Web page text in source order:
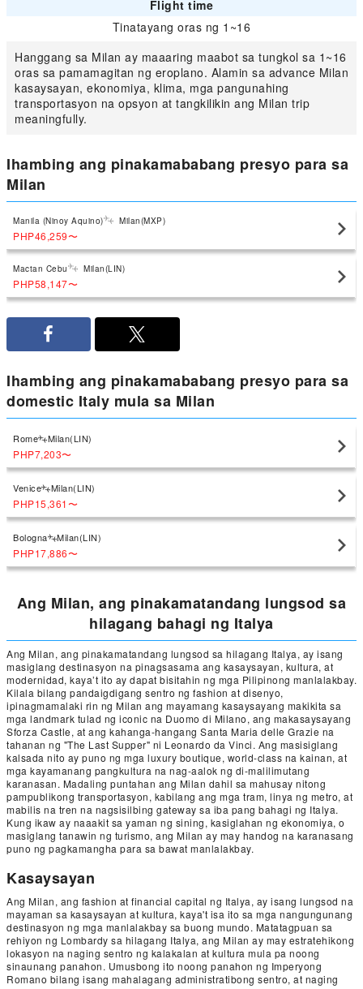
Flight time
Tinatayang oras ng 1~16
Hanggang sa Milan ay maaaring maabot sa tungkol sa 1~16
oras sa pamamagitan ng eroplano. Alamin sa advance Milan
kasaysayan, ekonomiya, klima, mga pangunahing
transportasyon na opsyon at tangkilikin ang Milan trip
meaningfully.
Ihambing ang pinakamababang presyo para sa
Milan
Manila (Ninoy Aquino) Milan(MXP)
PHP46,259〜
Mactan Cebu Milan(LIN)
PHP58,147〜
Ihambing ang pinakamababang presyo para sa
domestic Italy mula sa Milan
Rome Milan(LIN)
PHP7,203〜
Venice Milan(LIN)
PHP15,361〜
Bologna Milan(LIN)
PHP17,886〜
Ang Milan, ang pinakamatandang lungsod sa
hilagang bahagi ng Italya
Ang Milan, ang pinakamatandang lungsod sa hilagang Italya, ay isang
masiglang destinasyon na pinagsasama ang kasaysayan, kultura, at
modernidad, kaya’t ito ay dapat bisitahin ng mga Pilipinong manlalakbay.
Kilala bilang pandaigdigang sentro ng fashion at disenyo,
ipinagmamalaki rin ng Milan ang mayamang kasaysayang makikita sa
mga landmark tulad ng iconic na Duomo di Milano, ang makasaysayang
Sforza Castle, at ang kahanga-hangang Santa Maria delle Grazie na
tahanan ng "The Last Supper" ni Leonardo da Vinci. Ang masisiglang
kalsada nito ay puno ng mga luxury boutique, world-class na kainan, at
mga kayamanang pangkultura na nag-aalok ng di-malilimutang
karanasan. Madaling puntahan ang Milan dahil sa mahusay nitong
pampublikong transportasyon, kabilang ang mga tram, linya ng metro, at
mabilis na tren na nagsisilbing gateway sa iba pang bahagi ng Italya.
Kung ikaw ay naaakit sa yaman ng sining, kasiglahan ng ekonomiya, o
masiglang tanawin ng turismo, ang Milan ay may handog na karanasang
puno ng pagkamangha para sa bawat manlalakbay.
Kasaysayan
Ang Milan, ang fashion at financial capital ng Italya, ay isang lungsod na
mayaman sa kasaysayan at kultura, kaya't isa ito sa mga nangungunang
destinasyon ng mga manlalakbay sa buong mundo. Matatagpuan sa
rehiyon ng Lombardy sa hilagang Italya, ang Milan ay may estratehikong
lokasyon na naging sentro ng kalakalan at kultura mula pa noong
sinaunang panahon. Umusbong ito noong panahon ng Imperyong
Romano bilang isang mahalagang administratibong sentro, at naging